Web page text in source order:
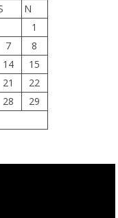
N
1
7
8
14
15
21
22
28
29